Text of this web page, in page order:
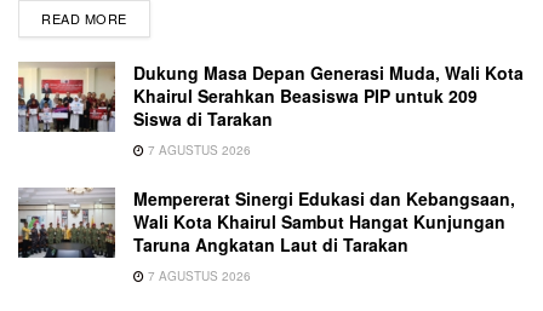
READ MORE
Dukung Masa Depan Generasi Muda, Wali Kota
Khairul Serahkan Beasiswa PIP untuk 209
Siswa di Tarakan
7 AGUSTUS 2026
Mempererat Sinergi Edukasi dan Kebangsaan,
Wali Kota Khairul Sambut Hangat Kunjungan
Taruna Angkatan Laut di Tarakan
7 AGUSTUS 2026